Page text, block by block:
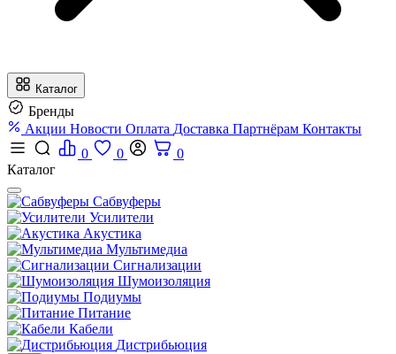
Каталог
Бренды
Акции Новости Оплата Доставка Партнёрам Контакты
0
0
0
Каталог
Сабвуферы
Усилители
Акустика
Мультимедиа
Сигнализации
Шумоизоляция
Подиумы
Питание
Кабели
Дистрибьюция